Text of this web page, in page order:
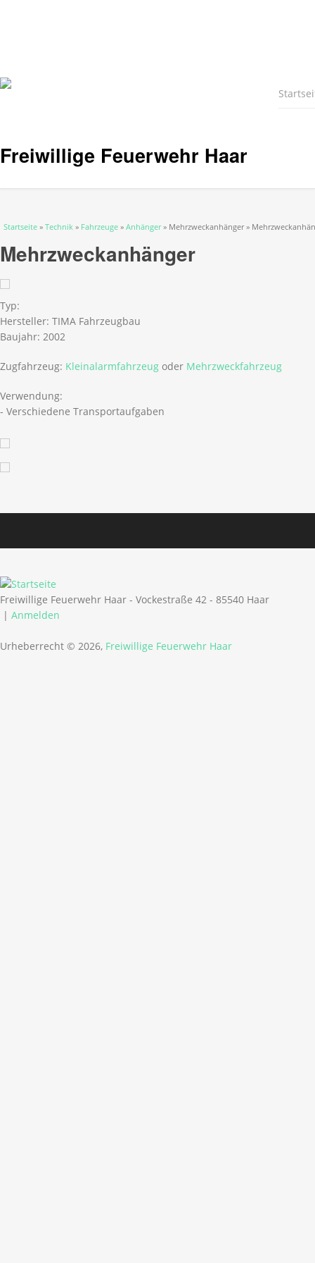
Freiwillige Feuerwehr Haar
Sie sind hier
Startseite » Technik » Fahrzeuge » Anhänger» Mehrzweckanhänger »
Mehrzweckanhänger
Typ:
Hersteller: TIMA Fahrzeugbau
Baujahr: 2002
Zugfahrzeug: Kleinalarmfahrzeug oder Mehrzweckfahrzeug
Verwendung:
- Verschiedene Transportaufgaben
Freiwillige Feuerwehr Haar - Vockestraße 42 - 85540 Haar
| Anmelden
Urheberrecht © 2026, Freiwillige Feuerwehr Haar